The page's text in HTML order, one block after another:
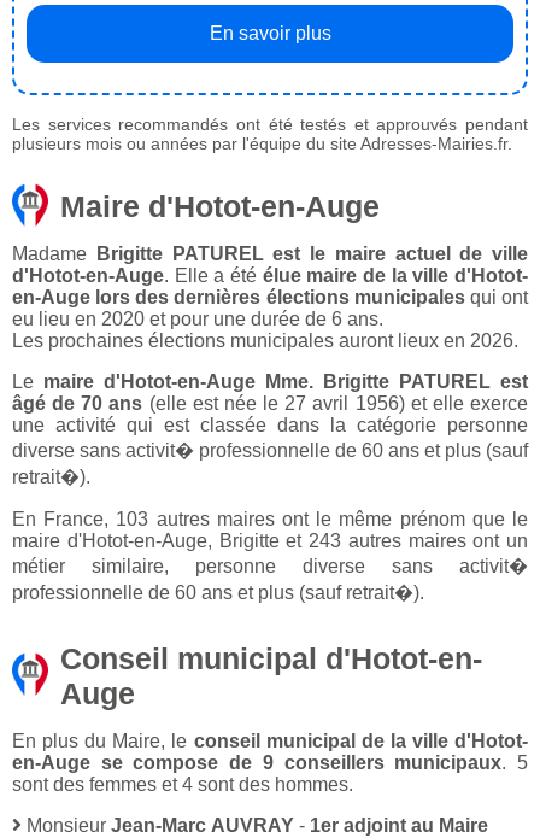
En savoir plus
Les services recommandés ont été testés et approuvés pendant
plusieurs mois ou années par l'équipe du site Adresses-Mairies.fr.
Maire d'Hotot-en-Auge
Madame
Brigitte PATUREL est le maire actuel de ville
d'Hotot-en-Auge. Elle a été élue maire de la ville d'Hotot-
en-Auge lors des dernières élections municipalesqui ont
eu lieu en 2020 et pour une durée de 6 ans.
Les prochaines élections municipales auront lieux en 2026.
Le maire d'Hotot-en-Auge Mme. Brigitte PATUREL est
âgé de 70 ans (elle est née le 27 avril 1956) et elle exerce
une activité qui est classée dans la catégorie personne
diverse sans activit� professionnelle de 60 ans et plus (sauf
retrait�).
En France, 103 autres maires ont le même prénom que le
maire d'Hotot-en-Auge, Brigitte et 243 autres maires ont un
métier similaire, personne diverse sans activit�
professionnelle de 60 ans et plus (sauf retrait�).
Conseil municipal d'Hotot-en-
Auge
En plus du Maire, le conseil municipal de la ville d'Hotot-
en-Auge se compose de 9 conseillers municipaux. 5
sont des femmes et 4 sont des hommes.
Monsieur Jean-Marc AUVRAY - 1er adjoint au Maire